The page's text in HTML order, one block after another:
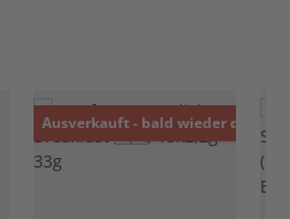
Ausverkauft - bald wieder da!